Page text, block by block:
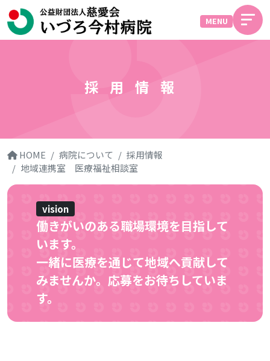
MENU
採用情報
HOME 病院について
採用情報
地域連携室 医療福祉相談室
vision
働きがいのある職場環境を目指して
います。
一緒に医療を通じて地域へ貢献して
みませんか。応募をお待ちしていま
す。